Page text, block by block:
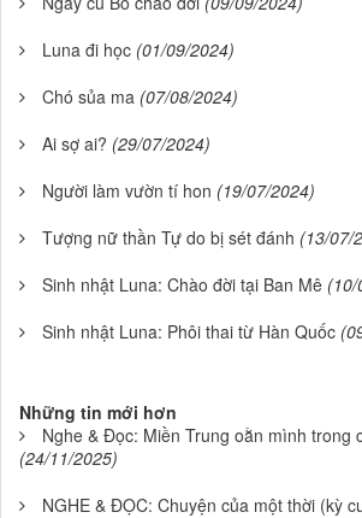
Luna đi học (01/09/2024)
Chó sủa ma (07/08/2024)
Ai sợ ai? (29/07/2024)
Người làm vườn tí hon (19/07/2024)
Tượng nữ thần Tự do bị sét đánh (13/07/
Sinh nhật Luna: Chào đời tại Ban Mê (10/
Sinh nhật Luna: Phôi thai từ Hàn Quốc
Những tin mới hơn
Nghe & Đọc: Miền Trung oằn mình trong
(24/11/2025)
NGHE & ĐỌC: Chuyện của một thời (kỳ